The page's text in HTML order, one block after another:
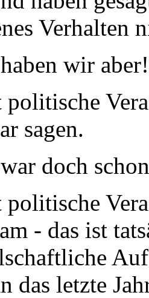
Verhalten
wir
sagen.
doch
- das ist
das letzte